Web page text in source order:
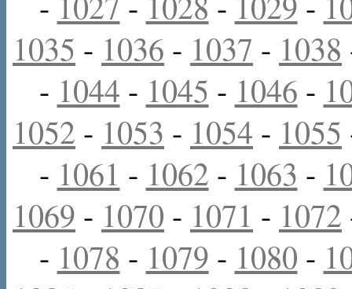
1035 - 1036 - 1037 - 1038
- 1044 - 1045 - 1046 -
1052 - 1053 - 1054 - 1055
- 1061 - 1062 - 1063 -
1069 - 1070 - 1071 - 1072
- 1078 - 1079 - 1080 -